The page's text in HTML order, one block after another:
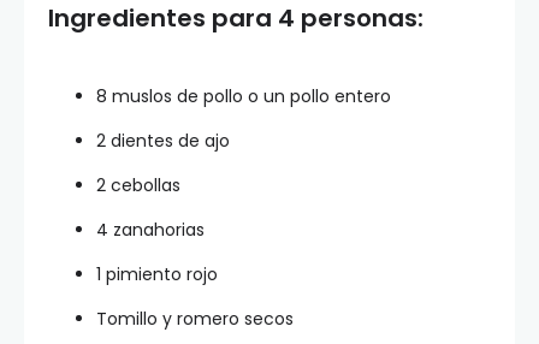
Ingredientes para 4 personas:
8 muslos de pollo o un pollo entero
2 dientes de ajo
2 cebollas
4 zanahorias
1 pimiento rojo
Tomillo y romero secos